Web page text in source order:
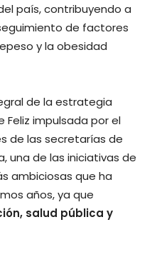
país, contribuyendo a
de factores
y la obesidad
de la estrategia
Feliz impulsada por el
de las secretarías de
una de las iniciativas de
ambiciosas que ha
años, ya que
salud pública y